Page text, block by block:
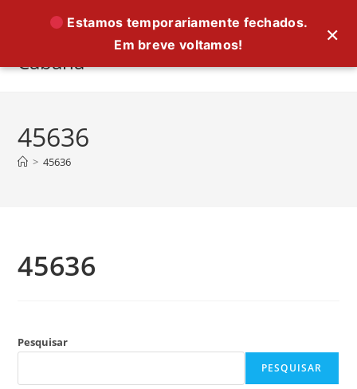
conteúdo
Cabana
45636
> 45636
45636
Pesquisar
PESQUISAR
×
Estamos temporariamente fechados.
Em breve voltamos!